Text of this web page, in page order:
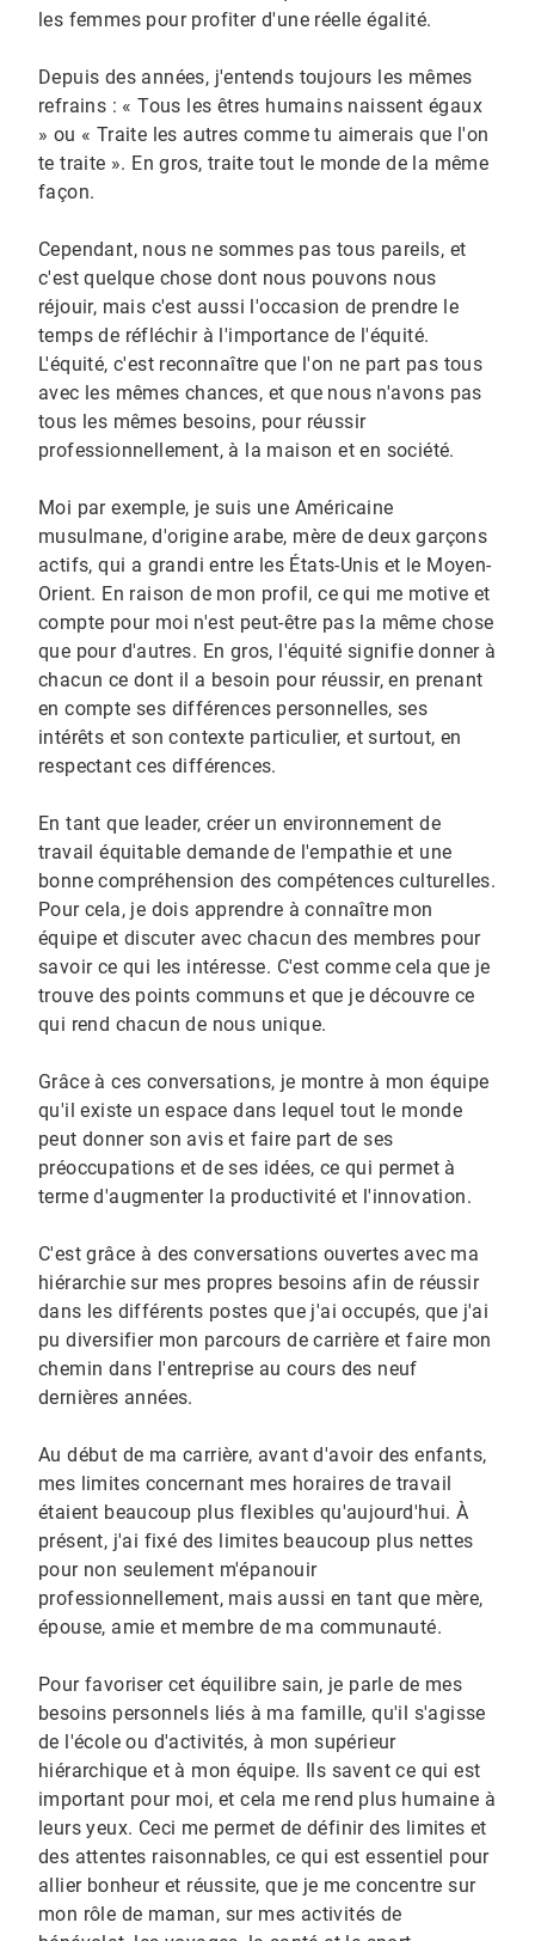
les femmes pour profiter d'une réelle égalité.
Depuis des années, j'entends toujours les mêmes
refrains : « Tous les êtres humains naissent égaux
» ou « Traite les autres comme tu aimerais que l'on
te traite ». En gros, traite tout le monde de la même
façon.
Cependant, nous ne sommes pas tous pareils, et
c'est quelque chose dont nous pouvons nous
réjouir, mais c'est aussi l'occasion de prendre le
temps de réfléchir à l'importance de l'équité.
L'équité, c'est reconnaître que l'on ne part pas tous
avec les mêmes chances, et que nous n'avons pas
tous les mêmes besoins, pour réussir
professionnellement, à la maison et en société.
Moi par exemple, je suis une Américaine
musulmane, d'origine arabe, mère de deux garçons
actifs, qui a grandi entre les États-Unis et le Moyen-
Orient. En raison de mon profil, ce qui me motive et
compte pour moi n'est peut-être pas la même chose
que pour d'autres. En gros, l'équité signifie donner à
chacun ce dont il a besoin pour réussir, en prenant
en compte ses différences personnelles, ses
intérêts et son contexte particulier, et surtout, en
respectant ces différences.
En tant que leader, créer un environnement de
travail équitable demande de l'empathie et une
bonne compréhension des compétences culturelles.
Pour cela, je dois apprendre à connaître mon
équipe et discuter avec chacun des membres pour
savoir ce qui les intéresse. C'est comme cela que je
trouve des points communs et que je découvre ce
qui rend chacun de nous unique.
Grâce à ces conversations, je montre à mon équipe
qu'il existe un espace dans lequel tout le monde
peut donner son avis et faire part de ses
préoccupations et de ses idées, ce qui permet à
terme d'augmenter la productivité et l'innovation.
C'est grâce à des conversations ouvertes avec ma
hiérarchie sur mes propres besoins afin de réussir
dans les différents postes que j'ai occupés, que j'ai
pu diversifier mon parcours de carrière et faire mon
chemin dans l'entreprise au cours des neuf
dernières années.
Au début de ma carrière, avant d'avoir des enfants,
mes limites concernant mes horaires de travail
étaient beaucoup plus flexibles qu'aujourd'hui. À
présent, j'ai fixé des limites beaucoup plus nettes
pour non seulement m'épanouir
professionnellement, mais aussi en tant que mère,
épouse, amie et membre de ma communauté.
Pour favoriser cet équilibre sain, je parle de mes
besoins personnels liés à ma famille, qu'il s'agisse
de l'école ou d'activités, à mon supérieur
hiérarchique et à mon équipe. Ils savent ce qui est
important pour moi, et cela me rend plus humaine à
leurs yeux. Ceci me permet de définir des limites et
des attentes raisonnables, ce qui est essentiel pour
allier bonheur et réussite, que je me concentre sur
mon rôle de maman, sur mes activités de